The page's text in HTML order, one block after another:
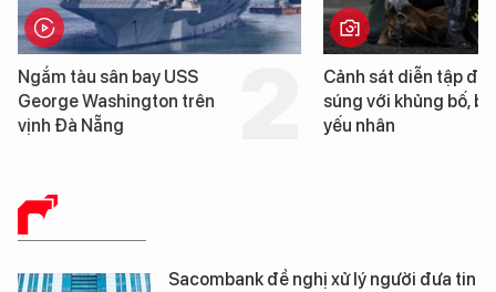
Cảnh sát diễn tập đấu
súng với khủng bố, bảo vệ
yếu nhân
Cận cảnh chiến hạm
tống tàu sân bay USS
George Washington
BÁO CHÍ SỐ
Sacombank đề nghị xử lý người đưa tin